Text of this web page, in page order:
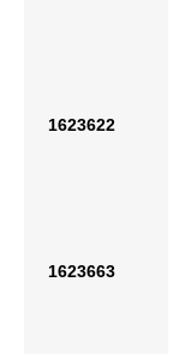
1623622
1623663